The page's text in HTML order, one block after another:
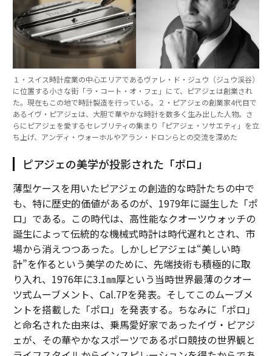
１・スイス時計産業の中心エリアであるヴァレ・ド・ジュウ（ジュウ渓谷）
に位置する小さな街「ラ・コート・オ・フェ」にて、ピアジェは創業され
た。現在もこの地で時計製造を行っている。２・ピアジェの創業家4代目で
あるイヴ・ピアジェは、大胆で華やかな時計を数多く生み出した人物。さ
らにピアジェを愛するセレブリティの集まり「ピアジェ・ソサエティ」を立
ち上げ、アンディ・ウォーホルやアラン・ドロンらとの交流を深めた
ピアジェの美学が投影された「ポロ」
薄型ケースを用いたピアジェの創造的な時計たちの中で
も、特に歴史的価値があるのが、1979年に誕生した「ポ
ロ」である。この時代は、高性能なクオーツウォッチの
誕生によって伝統的な機械式時計は時代遅れとされ、市
場から消えつつあった。しかしピアジェは“美しい時
計”を作るという美学のために、先端技術も積極的に取
り入れ、1976年に3.1㎜厚という当時世界最薄のクオー
ツ式ムーブメント、Cal.7Pを発表。そしてこのムーブメ
ントを搭載した「ポロ」を発表する。ちなみに「ポロ」
と命名された由来は、乗馬愛好家であったイヴ・ピアジ
ェが、その華やかなスポーツであるポロ競技の世界観と